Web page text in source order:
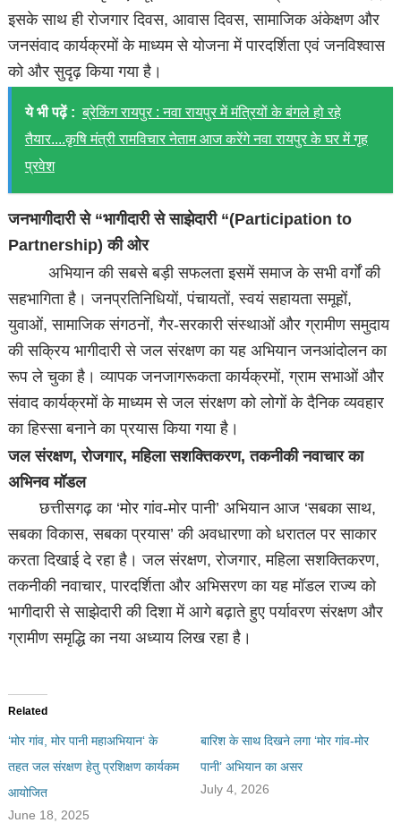
इसके साथ ही रोजगार दिवस, आवास दिवस, सामाजिक अंकेक्षण और
जनसंवाद कार्यक्रमों के माध्यम से योजना में पारदर्शिता एवं जनविश्वास
को और सुदृढ़ किया गया है।
ये भी पढ़ें : ब्रेकिंग रायपुर : नवा रायपुर में मंत्रियों के बंगले हो रहे
तैयार....कृषि मंत्री रामविचार नेताम आज करेंगे नवा रायपुर के घर में गृह
प्रवेश
जनभागीदारी से “भागीदारी से साझेदारी “(Participation to
Partnership) की ओर
अभियान की सबसे बड़ी सफलता इसमें समाज के सभी वर्गों की
सहभागिता है। जनप्रतिनिधियों, पंचायतों, स्वयं सहायता समूहों,
युवाओं, सामाजिक संगठनों, गैर-सरकारी संस्थाओं और ग्रामीण समुदाय
की सक्रिय भागीदारी से जल संरक्षण का यह अभियान जनआंदोलन का
रूप ले चुका है। व्यापक जनजागरूकता कार्यक्रमों, ग्राम सभाओं और
संवाद कार्यक्रमों के माध्यम से जल संरक्षण को लोगों के दैनिक व्यवहार
का हिस्सा बनाने का प्रयास किया गया है।
जल संरक्षण, रोजगार, महिला सशक्तिकरण, तकनीकी नवाचार का
अभिनव मॉडल
छत्तीसगढ़ का ‘मोर गांव-मोर पानी’ अभियान आज ‘सबका साथ,
सबका विकास, सबका प्रयास’ की अवधारणा को धरातल पर साकार
करता दिखाई दे रहा है। जल संरक्षण, रोजगार, महिला सशक्तिकरण,
तकनीकी नवाचार, पारदर्शिता और अभिसरण का यह मॉडल राज्य को
भागीदारी से साझेदारी की दिशा में आगे बढ़ाते हुए पर्यावरण संरक्षण और
ग्रामीण समृद्धि का नया अध्याय लिख रहा है।
Related
‘मोर गांव, मोर पानी महाअभियान‘ के
तहत जल संरक्षण हेतु प्रशिक्षण कार्यकम
आयोजित
June 18, 2025
बारिश के साथ दिखने लगा ‘मोर गांव-मोर
पानी’ अभियान का असर
July 4, 2026